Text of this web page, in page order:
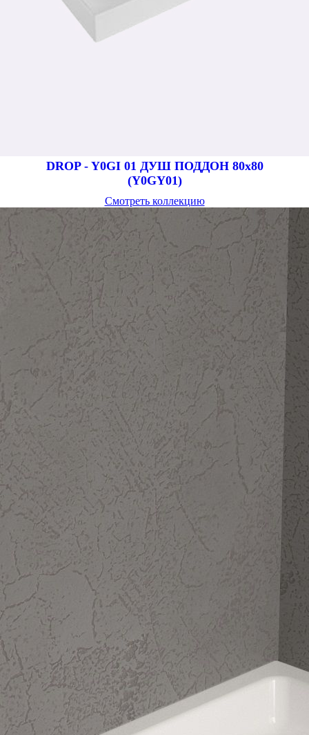
DROP - Y0GI 01 ДУШ ПОДДОН 80x80
(Y0GY01)
Смотреть коллекцию